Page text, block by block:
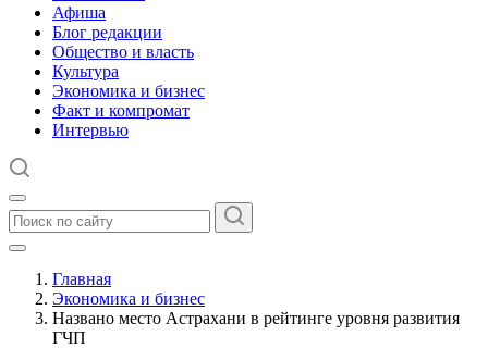
Афиша
Блог редакции
Общество и власть
Культура
Экономика и бизнес
Факт и компромат
Интервью
Главная
Экономика и бизнес
Названо место Астрахани в рейтинге уровня развития
ГЧП